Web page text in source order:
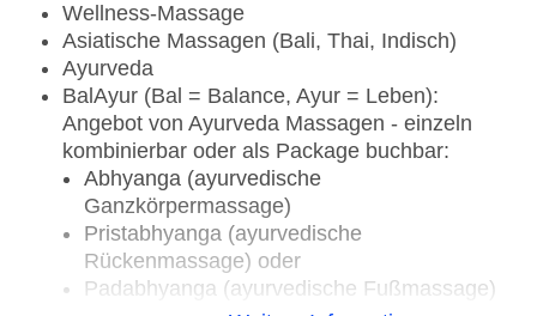
Gegen Gebühr (Preise auf Anfrage vor Ort):
Verleih von Wasserski
Bootsausflüge*
Gegen Gebühr
Turtle Quest: Geführtes Schnorcheln in azur
blauem Wasser mit Schildkröten
Dolphin Quest: Vom Boot aus Delphine hautnah
Wellness-Massage
Asiatische Massagen (Bali, Thai, Indisch)
Ayurveda
BalAyur (Bal = Balance, Ayur = Leben):
Angebot von Ayurveda Massagen - einzeln
kombinierbar oder als Package buchbar:
Abhyanga (ayurvedische
Ganzkörpermassage)
Pristabhyanga (ayurvedische
Rückenmassage) oder
Padabhyanga (ayurvedische Fußmassage)